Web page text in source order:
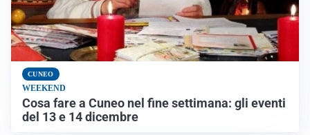
CUNEO
WEEKEND
Cosa fare a Cuneo nel fine settimana: gli eventi
del 13 e 14 dicembre